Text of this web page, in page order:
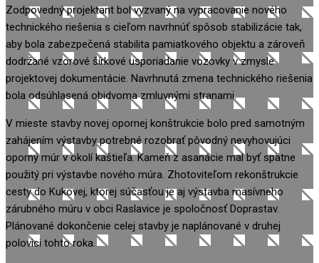
Zodpovedný projektant bol vyzvaný na vypracovanie nového
technického riešenia s cieľom navrhnúť spôsob stabilizácie tak,
aby bola zabezpečená stabilita pamiatkového objektu a zároveň
dodržané vzorové šírkové usporiadanie vozovky v zmysle
projektovej dokumentácie. Navrhnutá zmena technického riešenia
bola odsúhlasená obidvoma zmluvnými stranami.
V mieste stavby novej opornej konštrukcie bolo pred samotným
zahájením výstavby potrebné rozobrať pôvodný nevyhovujúci
oporný múr v okolí kaštieľa. Kameň z asanácie mal byť spätne
použitý pri výstavbe nového múra. Zhotoviteľom rekonštrukcie
cesty do Kukovej, ktorej súčasťou je aj výstavba masívneho
zárubného múru v obci Raslavice je spoločnosť Doprastav.
Plánované dokončenie celej stavby je naplánované v druhej
polovici tohto roka.